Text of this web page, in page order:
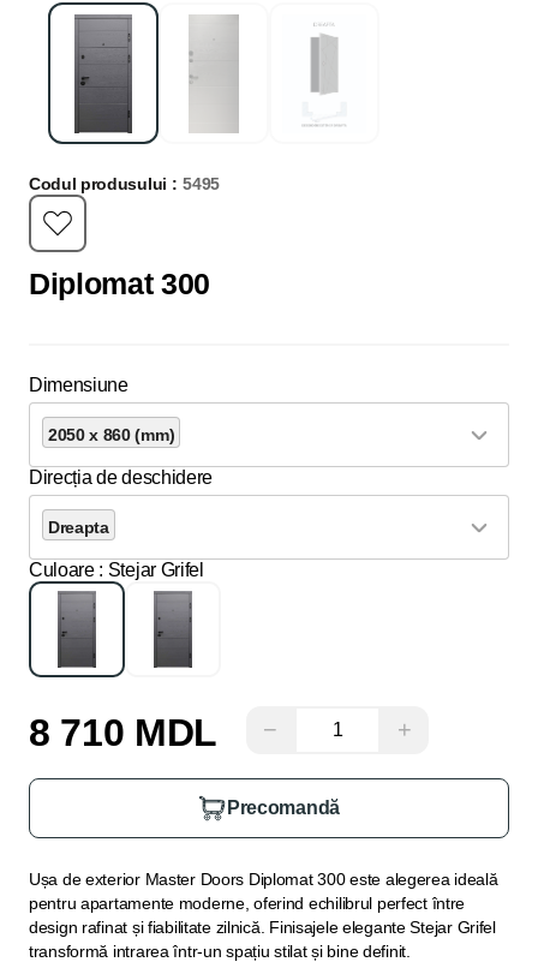
Codul produsului : 5495
Diplomat 300
Dimensiune
2050 x 860 (mm)
Direcția de deschidere
Dreapta
Culoare : Stejar Grifel
8 710 MDL − +
Precomandă
Ușa de exterior Master Doors Diplomat 300 este alegerea ideală
pentru apartamente moderne, oferind echilibrul perfect între
design rafinat și fiabilitate zilnică. Finisajele elegante Stejar Grifel
transformă intrarea într-un spațiu stilat și bine definit.